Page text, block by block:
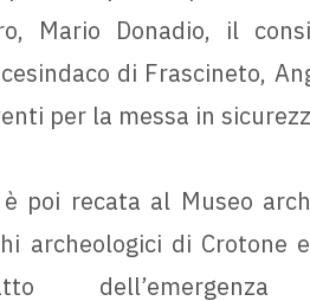
Mario Donadio, il
di Frascineto,
per la messa in
poi recata al Museo
archeologici di Crotone